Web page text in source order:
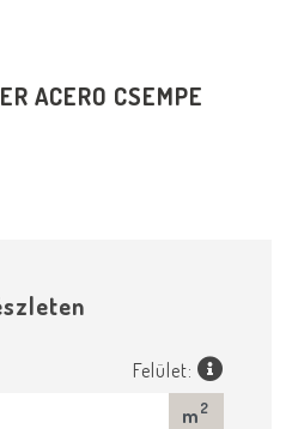
ACERO CSEMPE
Felület:
m 2